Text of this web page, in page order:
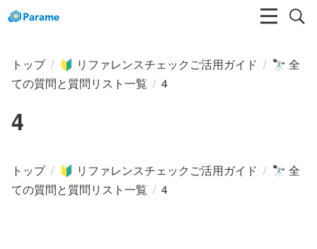
トップ / 🔰 リファレンスチェックご活用ガイド / 🔭 全
ての質問と質問リスト一覧 / 4
4
トップ / 🔰 リファレンスチェックご活用ガイド / 🔭 全
ての質問と質問リスト一覧 / 4